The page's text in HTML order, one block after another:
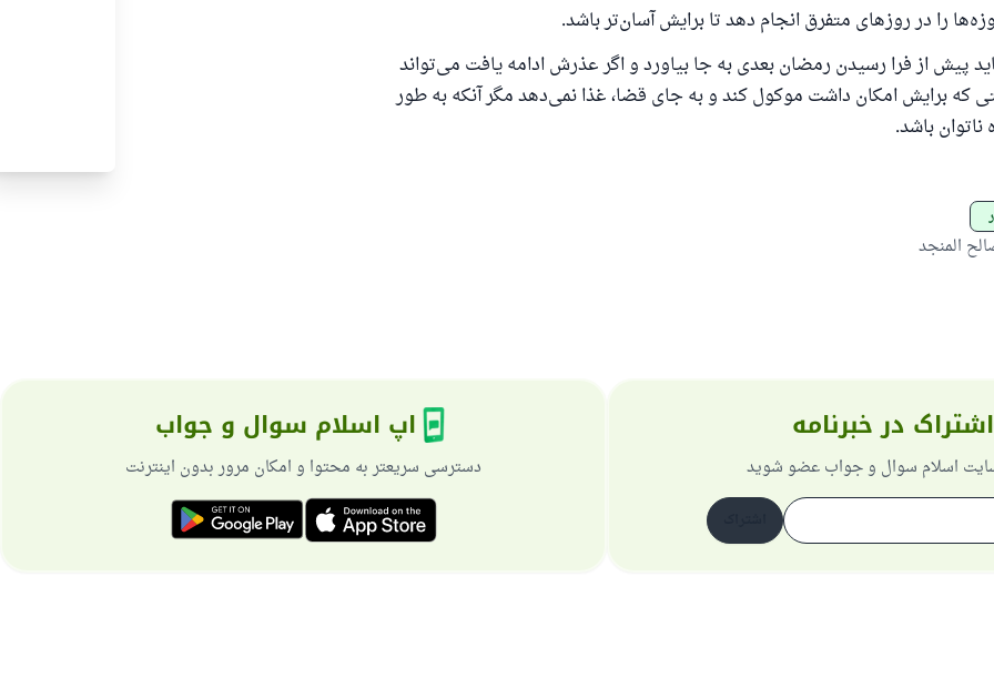
را در روزهای متفرق انجام دهد تا برایش آسان‌تر باشد.
باید پیش از فرا رسیدن رمضان بعدی به جا بیاورد و اگر عذرش ادامه یافت می‌تواند
که برایش امکان داشت موکول کند و به جای قضا، غذا نمی‌دهد مگر آنکه به طور
ناتوان باشد.
المنجد
اشتراک در خبرنامه
سایت اسلام سوال و جواب عضو شوید
اپ اسلام سوال و جواب
دسترسی سریعتر به محتوا و امکان مرور بدون اینترنت
(مسلم: ۱۸۹۳)
همکاری